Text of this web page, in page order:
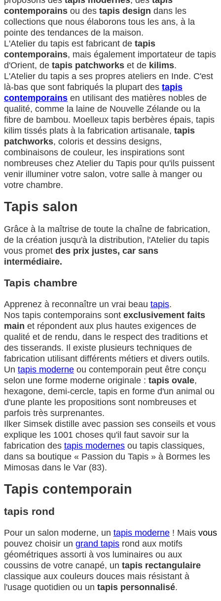
contemporains ou des tapis design dans les
collections que nous élaborons tous les ans, à la
pointe des tendances de la maison.
L'Atelier du tapis est fabricant de tapis
contemporains, mais également importateur de tapis
d'Orient, de tapis patchworks et de kilims.
L'Atelier du tapis a ses propres ateliers en Inde. C'est
là-bas que sont fabriqués la plupart des tapis
contemporains en utilisant des matières nobles de
qualité, comme la laine de Nouvelle Zélande ou la
fibre de bambou. Moelleux tapis berbères épais, tapis
kilim tissés plats à la fabrication artisanale, tapis
patchworks, coloris et dessins designs,
combinaisons de couleur, les inspirations sont
nombreuses chez Atelier du Tapis pour qu'ils puissent
venir illuminer votre salon, votre salle à manger ou
votre chambre.
Tapis salon
Grâce à la maîtrise de toute la chaîne de fabrication,
de la création jusqu'à la distribution, l'Atelier du tapis
vous promet des prix justes, car sans
intermédiaire.
Tapis chambre
Apprenez à reconnaître un vrai beau tapis.
Nos tapis contemporains sont exclusivement faits
main et répondent aux plus hautes exigences de
qualité et de rendu, dans le respect des traditions et
des tisserands. Il existe plusieurs techniques de
fabrication utilisant différents métiers et divers outils.
Un tapis moderne ou contemporain peut être conçu
selon une forme moderne originale : tapis ovale,
hexagone, demi-cercle, tapis en forme d'un animal ou
d'une plante les propositions sont nombreuses et
parfois très surprenantes.
Ilker Simsek distille avec passion ses conseils et vous
explique les 1001 choses qu'il faut savoir sur la
fabrication des tapis modernes ou tapis classiques,
dans sa boutique « Passion du Tapis » à Bormes les
Mimosas dans le Var (83).
Tapis contemporain
tapis rond
Pour un salon moderne, un tapis moderne ! Mais vous
pouvez choisir un grand tapis rond aux motifs
géométriques assorti à vos luminaires ou aux
coussins de votre canapé, un tapis rectangulaire
classique aux couleurs douces mais résistant à
l'usage quotidien ou un tapis personnalisé.